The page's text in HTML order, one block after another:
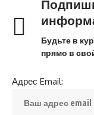
Будьте в
прямо в
Адрес Email: